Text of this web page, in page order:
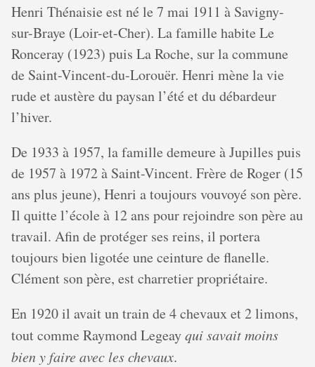
Henri Thénaisie est né le 7 mai 1911 à Savigny-
sur-Braye (Loir-et-Cher). La famille habite Le
Ronceray (1923) puis La Roche, sur la commune
de Saint-Vincent-du-Lorouër. Henri mène la vie
rude et austère du paysan l’été et du débardeur
l’hiver.
De 1933 à 1957, la famille demeure à Jupilles puis
de 1957 à 1972 à Saint-Vincent. Frère de Roger (15
ans plus jeune), Henri a toujours vouvoyé son père.
Il quitte l’école à 12 ans pour rejoindre son père au
travail. Afin de protéger ses reins, il portera
toujours bien ligotée une ceinture de flanelle.
Clément son père, est charretier propriétaire.
En 1920 il avait un train de 4 chevaux et 2 limons,
tout comme Raymond Legeayqui savait moins
bien y faire avec les chevaux.